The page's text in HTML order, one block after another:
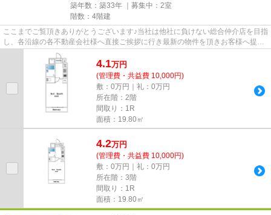
築年数：築33年 ｜募集中： 2室
階数：4階建
ここまでご覧頂きありがとうございます♪当社は他社に負けない総合仲介店を目指
し、各沿線の各不動産会社様へ直接ご挨拶に行き最新の物件を頂きお客様へ提供
しております！最新の情報は...
4.1万円
(管理費・共益費 10,000円)
敷：0万円｜礼：0万円
所在階：2階
間取り：1R
面積：19.80㎡
4.2万円
(管理費・共益費 10,000円)
敷：0万円｜礼：0万円
所在階：3階
間取り：1R
面積：19.80㎡